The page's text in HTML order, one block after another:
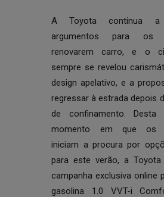
A Toyota continua
argumentos para os
renovarem carro, e o
sempre se revelou
design apelativo, e a
regressar à estrada depois
de confinamento. Desta
momento em que os
iniciam a procura por
para este verão, a
campanha exclusiva online
gasolina 1.0 VVT-i